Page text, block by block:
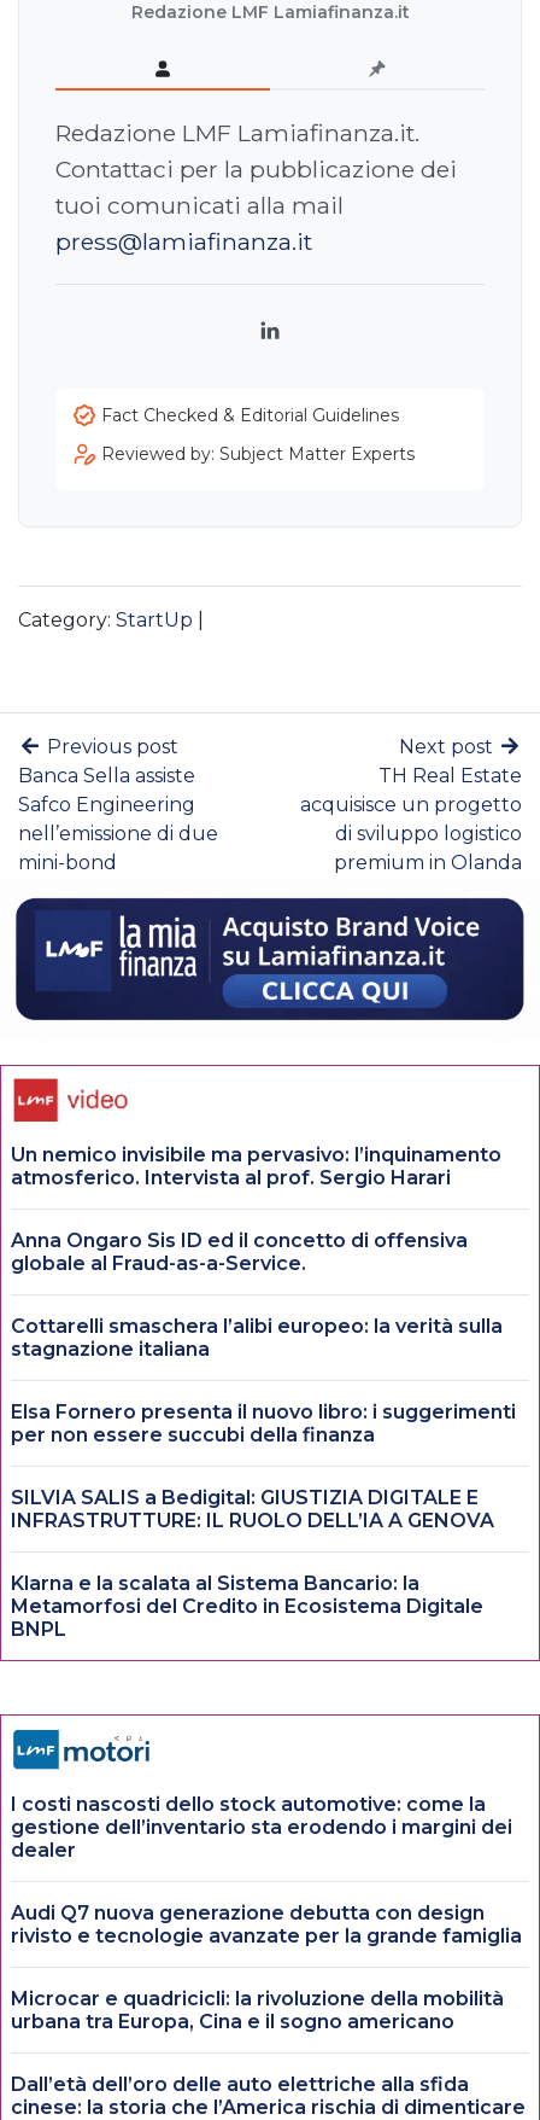
Redazione LMF Lamiafinanza.it
Redazione LMF Lamiafinanza.it.
Contattaci per la pubblicazione dei
tuoi comunicati alla mail
press@lamiafinanza.it
LinkedIn
Fact Checked & Editorial Guidelines
Reviewed by: Subject Matter Experts
Category: StartUp
Previous post
Banca Sella assiste
Safco Engineering
nell’emissione di due
mini-bond
Next post
TH Real Estate
acquisisce un progetto
di sviluppo logistico
premium in Olanda
Un nemico invisibile ma pervasivo: l’inquinamento
atmosferico. Intervista al prof. Sergio Harari
Anna Ongaro Sis ID ed il concetto di offensiva
globale al Fraud-as-a-Service.
Cottarelli smaschera l’alibi europeo: la verità sulla
stagnazione italiana
Elsa Fornero presenta il nuovo libro: i suggerimenti
per non essere succubi della finanza
SILVIA SALIS a Bedigital: GIUSTIZIA DIGITALE E
INFRASTRUTTURE: IL RUOLO DELL’IA A GENOVA
Klarna e la scalata al Sistema Bancario: la
Metamorfosi del Credito in Ecosistema Digitale
BNPL
I costi nascosti dello stock automotive: come la
gestione dell’inventario sta erodendo i margini dei
dealer
Audi Q7 nuova generazione debutta con design
rivisto e tecnologie avanzate per la grande famiglia
Microcar e quadricicli: la rivoluzione della mobilità
urbana tra Europa, Cina e il sogno americano
Dall’età dell’oro delle auto elettriche alla sfida
cinese: la storia che l’America rischia di dimenticare